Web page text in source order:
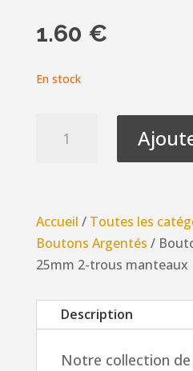
1.60 €
En stock
25mm
2-
trous
manteaux
Accueil / Toutes les
Boutons Argentés /
25mm 2-trous manteaux
Description
Notre collection